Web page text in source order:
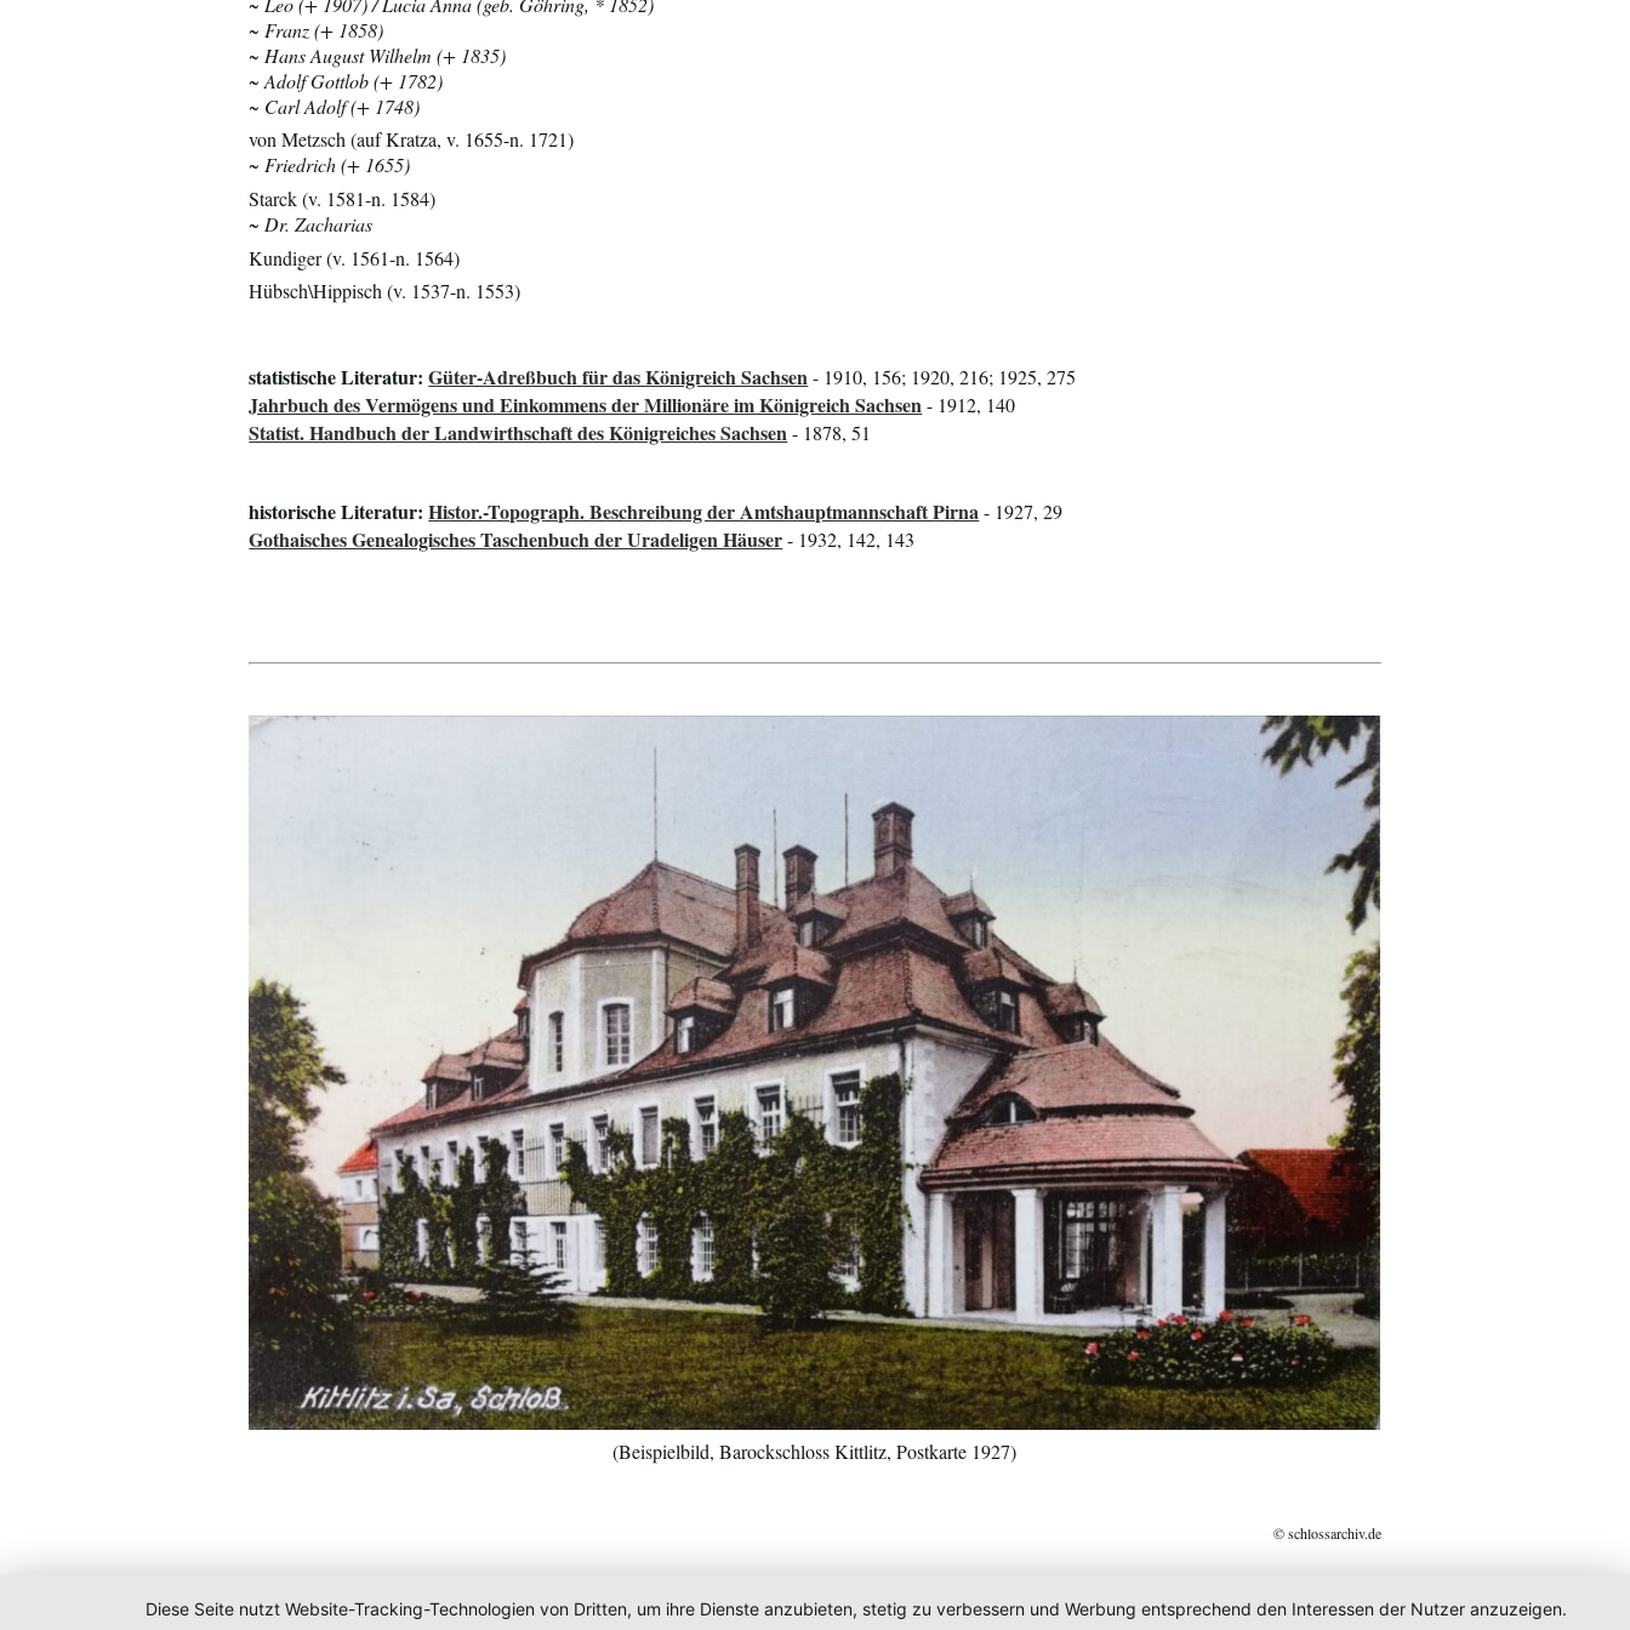
~ Franz (+ 1858)
~ Hans August Wilhelm (+ 1835)
~ Adolf Gottlob (+ 1782)
~ Carl Adolf (+ 1748)
von Metzsch (auf Kratza, v. 1655-n. 1721)
~ Friedrich (+ 1655)
Starck (v. 1581-n. 1584)
~ Dr. Zacharias
Kundiger (v. 1561-n. 1564)
Hübsch\Hippisch (v. 1537-n. 1553)
statistische Literatur:Güter-Adreßbuch für das Königreich Sachsen- 1910, 156; 1920, 216; 1925, 275
Jahrbuch des Vermögens und Einkommens der Millionäre im Königreich Sachsen- 1912, 140
Statist. Handbuch der Landwirthschaft des Königreiches Sachsen- 1878, 51
historische Literatur:Histor.-Topograph. Beschreibung der Amtshauptmannschaft Pirna- 1927, 29
Gothaisches Genealogisches Taschenbuch der Uradeligen Häuser- 1932, 142, 143
(Beispielbild, Barockschloss Kittlitz, Postkarte 1927)
© schlossarchiv.de
Diese Seite nutzt Website-Tracking-Technologien von Dritten, um ihre Dienste anzubieten, stetig zu verbessern und Werbung entsprechend den Interessen der Nutzer anzuzeigen.